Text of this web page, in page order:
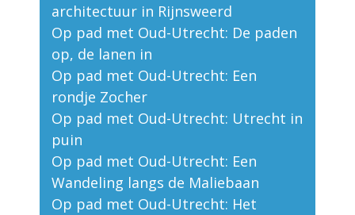
architectuur in Rijnsweerd
Op pad met Oud-Utrecht: De paden
op, de lanen in
Op pad met Oud-Utrecht: Een
rondje Zocher
Op pad met Oud-Utrecht: Utrecht in
puin
Op pad met Oud-Utrecht: Een
Wandeling langs de Maliebaan
Op pad met Oud-Utrecht: Het